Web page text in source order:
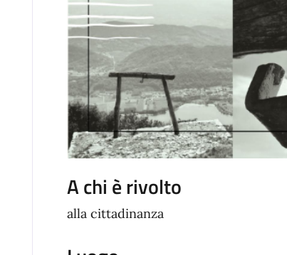
A chi è rivolto
alla cittadinanza